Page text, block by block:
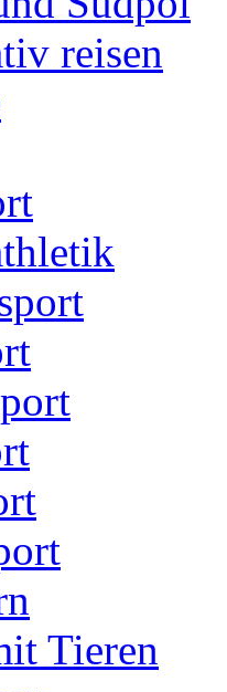
reisen
Tieren